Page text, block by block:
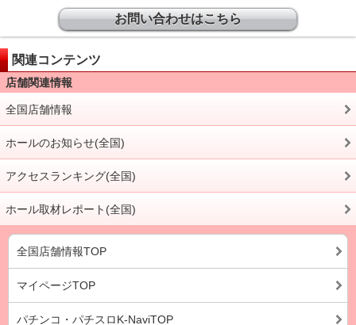
お問い合わせはこちら
関連コンテンツ
店舗関連情報
全国店舗情報
ホールのお知らせ(全国)
アクセスランキング(全国)
ホール取材レポート(全国)
全国店舗情報TOP
マイページTOP
パチンコ・パチスロK-NaviTOP